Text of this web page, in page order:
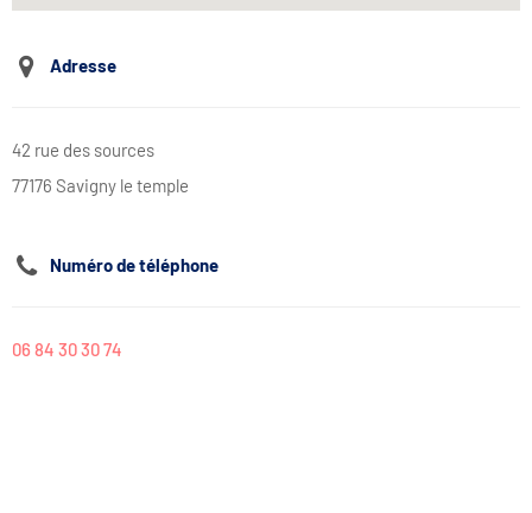
Adresse
42 rue des sources
77176 Savigny le temple
Numéro de téléphone
06 84 30 30 74